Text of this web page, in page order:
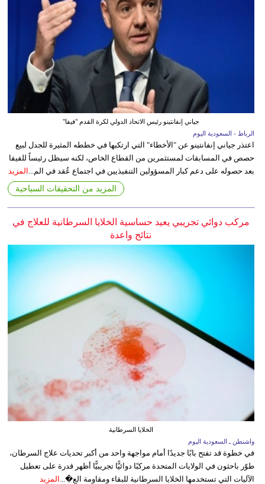
جياني إنفانتينو رئيس الاتحاد الدولي لكرة القدم "فيفا"
الرباط - السعودية اليوم
اعتذر جياني إنفانتينو عن "الأخطاء" التي ارتكبها في خططه المثيرة للجدل لبيع
حصص في المسابقات لمستثمرين من القطاع الخاص، لكنه سيظل رئيساً للفيفا
بعد حصوله على دعم كبار المسؤولين التنفيذيين في اجتماع عُقد في الم... المزيد
المزيد من التحقيقات السياحية
مركب دوائي تجريبي يعيد حساسية الخلايا السرطانية للعلاج في
نتائج واعدة
الخلايا السرطانية
واشنطن ـ السعودية اليوم
في خطوة قد تفتح بابًا جديدًا أمام مواجهة واحد من أكبر تحديات علاج السرطان،
طوّر باحثون في الولايات المتحدة مركبًا دوائيًّا تجريبيًّا أظهر قدرة على تعطيل
الآليات التي تستخدمها الخلايا السرطانية للبقاء ومقاومة الع�...
المزيد